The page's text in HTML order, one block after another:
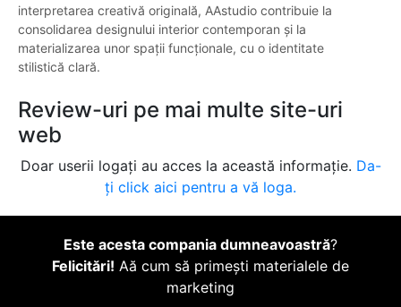
interpretarea creativă originală, AAstudio contribuie la
consolidarea designului interior contemporan și la
materializarea unor spații funcționale, cu o identitate
stilistică clară.
Review-uri pe mai multe site-uri
web
Doar userii logați au acces la această informație. Da-
ți click aici pentru a vă loga.
Este acesta compania dumneavoastră?
Felicitări! Aă cum să primești materialele de
marketing